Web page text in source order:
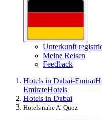
Unterkunft
Meine Reisen
Feedback
Hotels in Dubai-Emirat
EmirateHotels
Hotels in Dubai
Hotels nahe Al Quoz